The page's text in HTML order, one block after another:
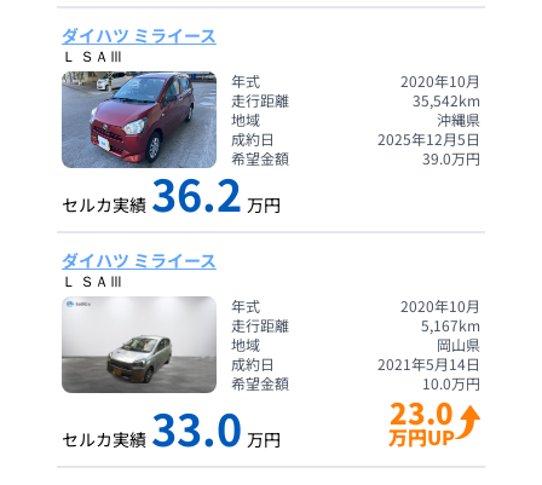
ダイハツ ミライース
Ｌ ＳＡⅢ
年式
2020年10月
走行距離
35,542km
地域
沖縄県
成約日
2025年12月5日
希望金額
39.0万円
セルカ実績 36.2 万円
ダイハツ ミライース
Ｌ ＳＡⅢ
年式
2020年10月
走行距離
5,167km
地域
岡山県
成約日
2021年5月14日
希望金額
10.0万円
セルカ実績 33.0 万円
23.0
万円UP